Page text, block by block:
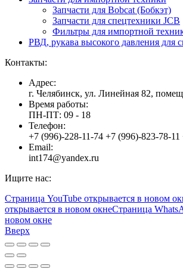
Запчасти для Bobcat (Бобкэт)
Запчасти для спецтехники JCB
Фильтры для импортной
РВД, рукава высокого давления для
Контакты:
Адрес:
г. Челябинск, ул. Линейная 82,
Время работы:
ПН-ПТ: 09 - 18
Телефон:
+7 (996)-228-11-74 +7 (996)-823-78-
Email:
int174@yandex.ru
Ищите нас:
Страница YouTube открывается в новом
открывается в новом окнеСтраница
новом окне
Вверх